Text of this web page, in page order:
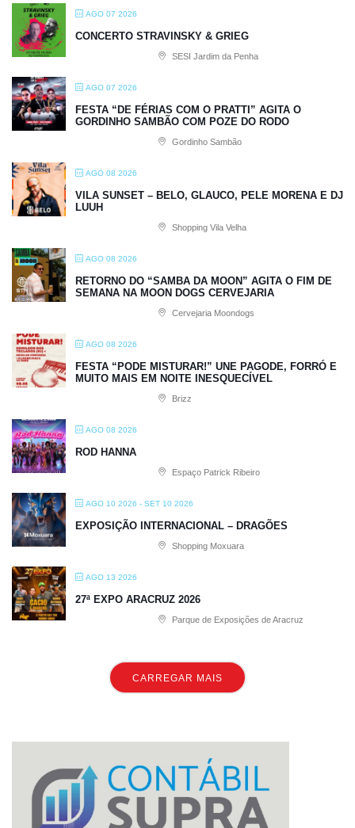
AGO 07 2026
CONCERTO STRAVINSKY & GRIEG
SESI Jardim da Penha
AGO 07 2026
FESTA “DE FÉRIAS COM O PRATTI” AGITA O
GORDINHO SAMBÃO COM POZE DO RODO
Gordinho Sambão
AGO 08 2026
VILA SUNSET – BELO, GLAUCO, PELE MORENA E DJ
LUUH
Shopping Vila Velha
AGO 08 2026
RETORNO DO “SAMBA DA MOON” AGITA O FIM DE
SEMANA NA MOON DOGS CERVEJARIA
Cervejaria Moondogs
AGO 08 2026
FESTA “PODE MISTURAR!” UNE PAGODE, FORRÓ E
MUITO MAIS EM NOITE INESQUECÍVEL
Brizz
AGO 08 2026
ROD HANNA
Espaço Patrick Ribeiro
AGO 10 2026 - SET 10 2026
EXPOSIÇÃO INTERNACIONAL – DRAGÕES
Shopping Moxuara
AGO 13 2026
27ª EXPO ARACRUZ 2026
Parque de Exposições de Aracruz
CARREGAR MAIS